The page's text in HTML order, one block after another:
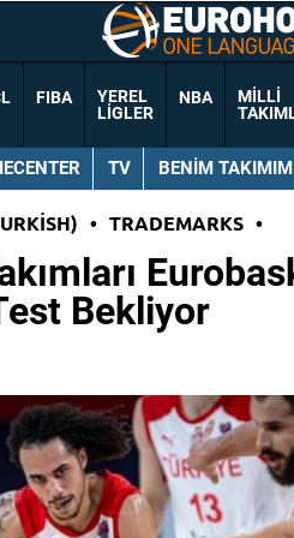
FIBA
YEREL
LIGLER
NBA
MILLI
TV BENIM TAKIMIM
• TRADEMARKS •
Bekliyor